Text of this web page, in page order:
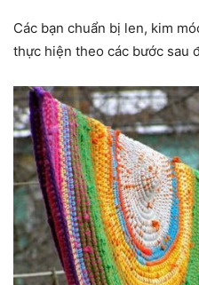
Các bạn chuẩn bị len, kim
thực hiện theo các bước sau